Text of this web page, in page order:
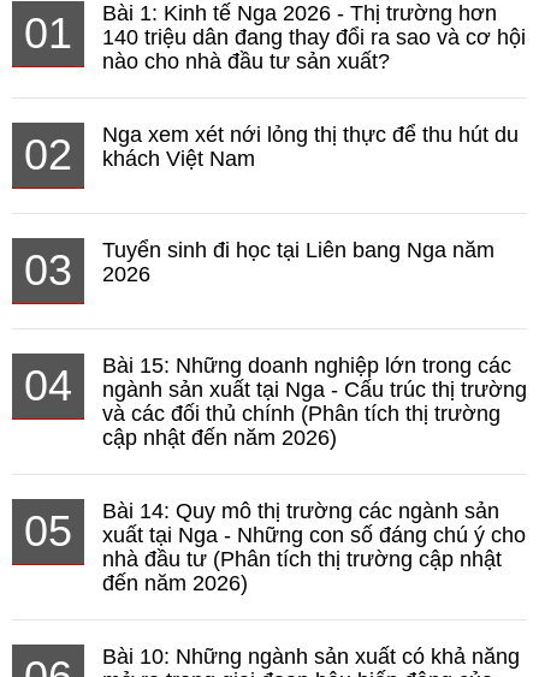
01
Bài 1: Kinh tế Nga 2026 - Thị trường hơn
140 triệu dân đang thay đổi ra sao và cơ hội
nào cho nhà đầu tư sản xuất?
02
Nga xem xét nới lỏng thị thực để thu hút du
khách Việt Nam
03
Tuyển sinh đi học tại Liên bang Nga năm
2026
04
Bài 15: Những doanh nghiệp lớn trong các
ngành sản xuất tại Nga - Cấu trúc thị trường
và các đối thủ chính (Phân tích thị trường
cập nhật đến năm 2026)
05
Bài 14: Quy mô thị trường các ngành sản
xuất tại Nga - Những con số đáng chú ý cho
nhà đầu tư (Phân tích thị trường cập nhật
đến năm 2026)
Bài 10: Những ngành sản xuất có khả năng